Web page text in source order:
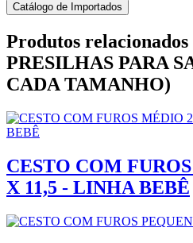
Catálogo de Importados
Produtos relacionados
PRESILHAS PARA
CADA TAMANHO)
CESTO COM
X 11,5 - LINHA BEBÊ